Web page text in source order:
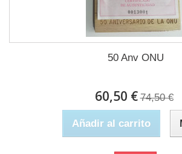
50 Anv ONU
60,50 € 74,50 €
Añadir al carrito